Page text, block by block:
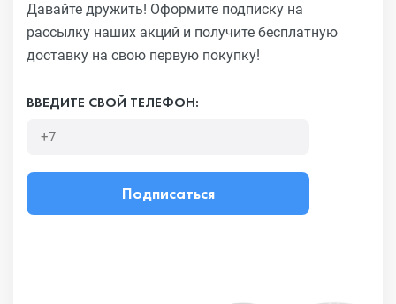
Давайте дружить! Оформите подписку на
рассылку наших акций и получите бесплатную
доставку на свою первую покупку!
ВВЕДИТЕ СВОЙ ТЕЛЕФОН:
Подписаться